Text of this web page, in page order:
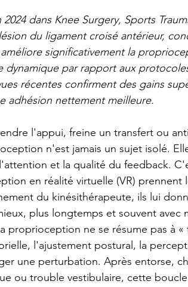
dans Knee Surgery, Sports
du ligament croisé antérieur,
significativement la
par rapport aux
récentes confirment des gains
adhésion nettement meilleure.
l'appui, freine un transfert ou
n'est jamais un sujet isolé.
et la qualité du feedback.
en réalité virtuelle (VR) prennent
du kinésithérapeute, ils lui
plus longtemps et souvent avec
proprioception ne se résume pas à «
l'ajustement postural, la
une perturbation. Après entorse,
ou trouble vestibulaire, cette